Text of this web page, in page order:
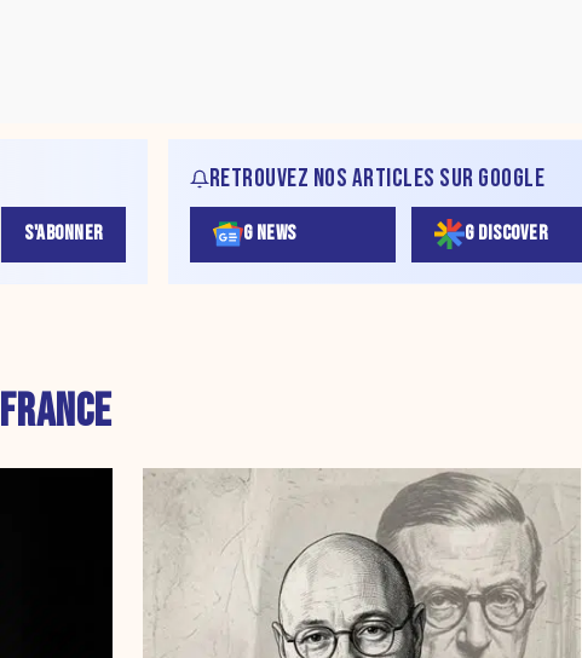
S'ABONNER
RETROUVEZ NOS ARTICLES SUR GOOGLE
G NEWS G DISCOVER
FRANCE